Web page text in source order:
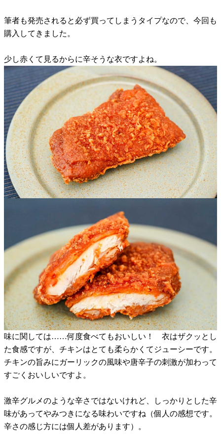
筆者も発売されると必ず買ってしまうタイプなので、今回も
購入してきました。
少し赤くて見るからに辛そうな衣ですよね。
味に関しては……何度食べてもおいしい！ 衣はザクッとし
た食感ですが、チキンはとても柔らかくてジューシーです。
チキンの旨みにガーリックの風味や唐辛子の刺激が加わって
すごくおいしいですよ。
激辛グルメのような辛さではないけれど、しっかりとした辛
味があってやみつきになる味わいですね（個人の感想です。
辛さの感じ方には個人差があります）。